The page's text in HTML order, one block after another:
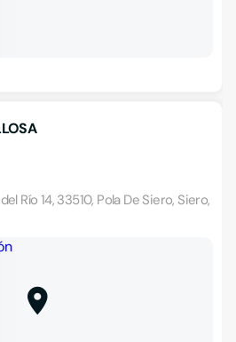
Río 14, 33510, Pola De Siero, Siero,